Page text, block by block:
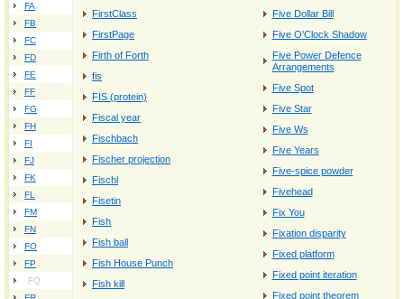
FA
FB
FC
FD
FE
FF
FG
FH
FI
FJ
FK
FL
FM
FN
FO
FP
FQ
FirstClass
FirstPage
Firth of Forth
fis
FIS (protein)
Fiscal year
Fischbach
Fischer projection
Fischl
Fisetin
Fish
Fish ball
Fish House Punch
Fish kill
Five Dollar Bill
Five O'Clock Shadow
Five Power Defence
Arrangements
Five Spot
Five Star
Five Ws
Five Years
Five-spice powder
Fivehead
Fix You
Fixation disparity
Fixed platform
Fixed point iteration
Fixed point theorem